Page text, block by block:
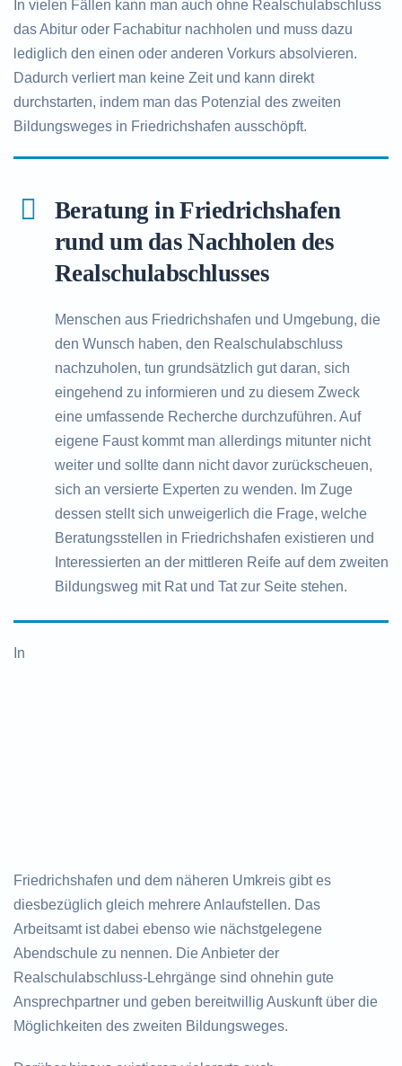
In vielen Fällen kann man auch ohne Realschulabschluss
das Abitur oder Fachabitur nachholen und muss dazu
lediglich den einen oder anderen Vorkurs absolvieren.
Dadurch verliert man keine Zeit und kann direkt
durchstarten, indem man das Potenzial des zweiten
Bildungsweges in Friedrichshafen ausschöpft.
Beratung in Friedrichshafen
rund um das Nachholen des
Realschulabschlusses
Menschen aus Friedrichshafen und Umgebung, die
den Wunsch haben, den Realschulabschluss
nachzuholen, tun grundsätzlich gut daran, sich
eingehend zu informieren und zu diesem Zweck
eine umfassende Recherche durchzuführen. Auf
eigene Faust kommt man allerdings mitunter nicht
weiter und sollte dann nicht davor zurückscheuen,
sich an versierte Experten zu wenden. Im Zuge
dessen stellt sich unweigerlich die Frage, welche
Beratungsstellen in Friedrichshafen existieren und
Interessierten an der mittleren Reife auf dem zweiten
Bildungsweg mit Rat und Tat zur Seite stehen.
In
Friedrichshafen und dem näheren Umkreis gibt es
diesbezüglich gleich mehrere Anlaufstellen. Das
Arbeitsamt ist dabei ebenso wie nächstgelegene
Abendschule zu nennen. Die Anbieter der
Realschulabschluss-Lehrgänge sind ohnehin gute
Ansprechpartner und geben bereitwillig Auskunft über die
Möglichkeiten des zweiten Bildungsweges.